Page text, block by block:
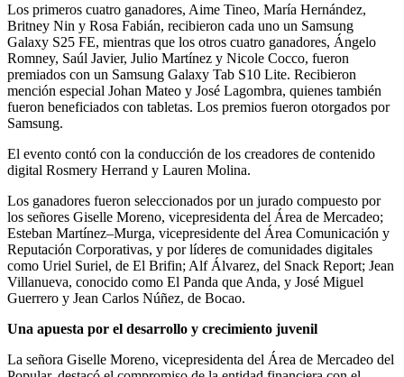
Los primeros cuatro ganadores, Aime Tineo, María Hernández,
Britney Nin y Rosa Fabián, recibieron cada uno un Samsung
Galaxy S25 FE, mientras que los otros cuatro ganadores, Ángelo
Romney, Saúl Javier, Julio Martínez y Nicole Cocco, fueron
premiados con un Samsung Galaxy Tab S10 Lite. Recibieron
mención especial Johan Mateo y José Lagombra, quienes también
fueron beneficiados con tabletas. Los premios fueron otorgados por
Samsung.
El evento contó con la conducción de los creadores de contenido
digital Rosmery Herrand y Lauren Molina.
Los ganadores fueron seleccionados por un jurado compuesto por
los señores Giselle Moreno, vicepresidenta del Área de Mercadeo;
Esteban Martínez–Murga, vicepresidente del Área Comunicación y
Reputación Corporativas, y por líderes de comunidades digitales
como Uriel Suriel, de El Brifin; Alf Álvarez, del Snack Report; Jean
Villanueva, conocido como El Panda que Anda, y José Miguel
Guerrero y Jean Carlos Núñez, de Bocao.
Una apuesta por el desarrollo y crecimiento juvenil
La señora Giselle Moreno, vicepresidenta del Área de Mercadeo del